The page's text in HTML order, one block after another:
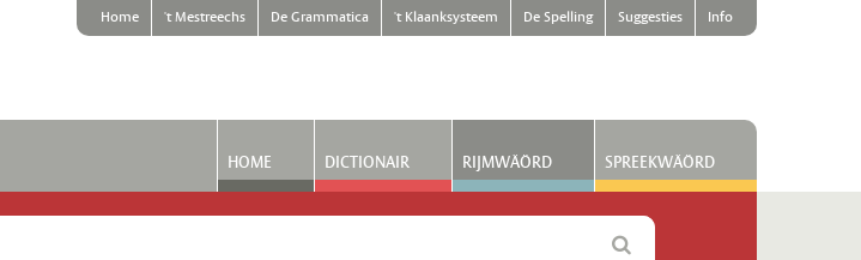
Home 't Mestreechs De Grammatica 't Klaanksysteem De Spelling Suggesties Info
HOME DICTIONAIR RIJMWÄÖRD SPREEKWÄÖRD